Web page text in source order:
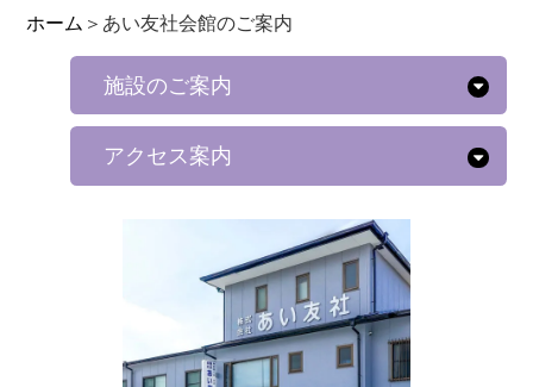
ホーム ＞ あい友社会館のご案内
施設のご案内
アクセス案内